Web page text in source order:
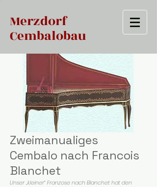
Merzdorf
Cembalobau
Zweimanualiges
Cembalo nach Francois
Blanchet
Unser „kleiner“ Franzose nach Blanchet hat den